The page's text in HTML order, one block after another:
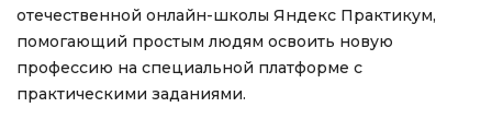
отечественной онлайн-школы Яндекс Практикум,
помогающий простым людям освоить новую
профессию на специальной платформе с
практическими заданиями.